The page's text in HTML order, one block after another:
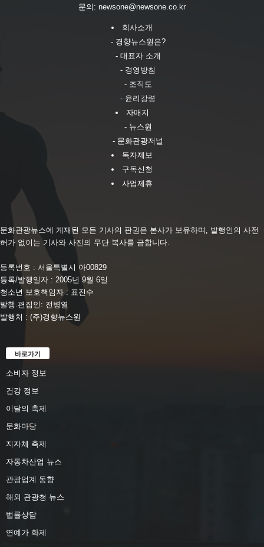
문의: newsone@newsone.co.kr
회사소개
- 경향뉴스원은?
- 대표자 소개
- 경영방침
- 조직도
- 윤리강령
자매지
- 뉴스원
- 문화관광저널
독자제보
구독신청
사업제휴
문화관광뉴스에 게재된 모든 기사의 판권은 본사가 보유하며, 발행인의 사전
허가 없이는 기사와 사진의 무단 복사를 금합니다.
등록번호 : 서울특별시 아00829
등록/발행일자 : 2005년 9월 6일
청소년 보호책임자 : 표진수
발행.편집인: 전병열
발행처 : (주)경향뉴스원
바로가기
소비자 정보
건강 정보
이달의 축제
문화마당
지자체 축제
자동차산업 뉴스
관광업계 동향
해외 관광청 뉴스
법률상담
연예가 화제